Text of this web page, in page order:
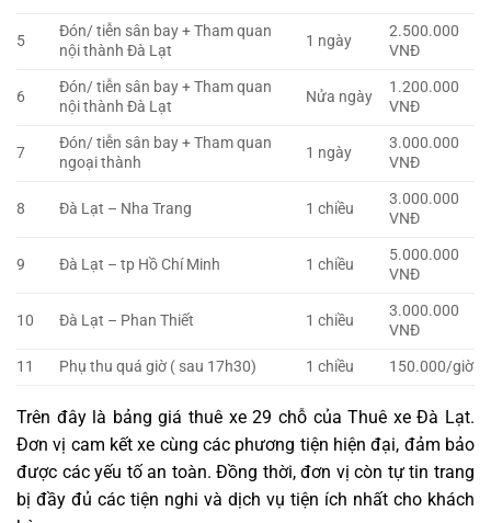
5
Đón/ tiễn sân bay + Tham quan
nội thành Đà Lạt
1 ngày
2.500.000
VNĐ
6
Đón/ tiễn sân bay + Tham quan
nội thành Đà Lạt
Nửa ngày
1.200.000
VNĐ
7
Đón/ tiễn sân bay + Tham quan
ngoại thành
1 ngày
3.000.000
VNĐ
8 Đà Lạt – Nha Trang 1 chiều
3.000.000
VNĐ
9 Đà Lạt – tp Hồ Chí Minh 1 chiều
5.000.000
VNĐ
10 Đà Lạt – Phan Thiết 1 chiều
3.000.000
VNĐ
11
Phụ thu quá giờ ( sau 17h30) 1 chiều 150.000/giờ
Trên đây là bảng giá thuê xe 29 chỗ của Thuê xe Đà Lạt.
Đơn vị cam kết xe cùng các phương tiện hiện đại, đảm bảo
được các yếu tố an toàn. Đồng thời, đơn vị còn tự tin trang
bị đầy đủ các tiện nghi và dịch vụ tiện ích nhất cho khách